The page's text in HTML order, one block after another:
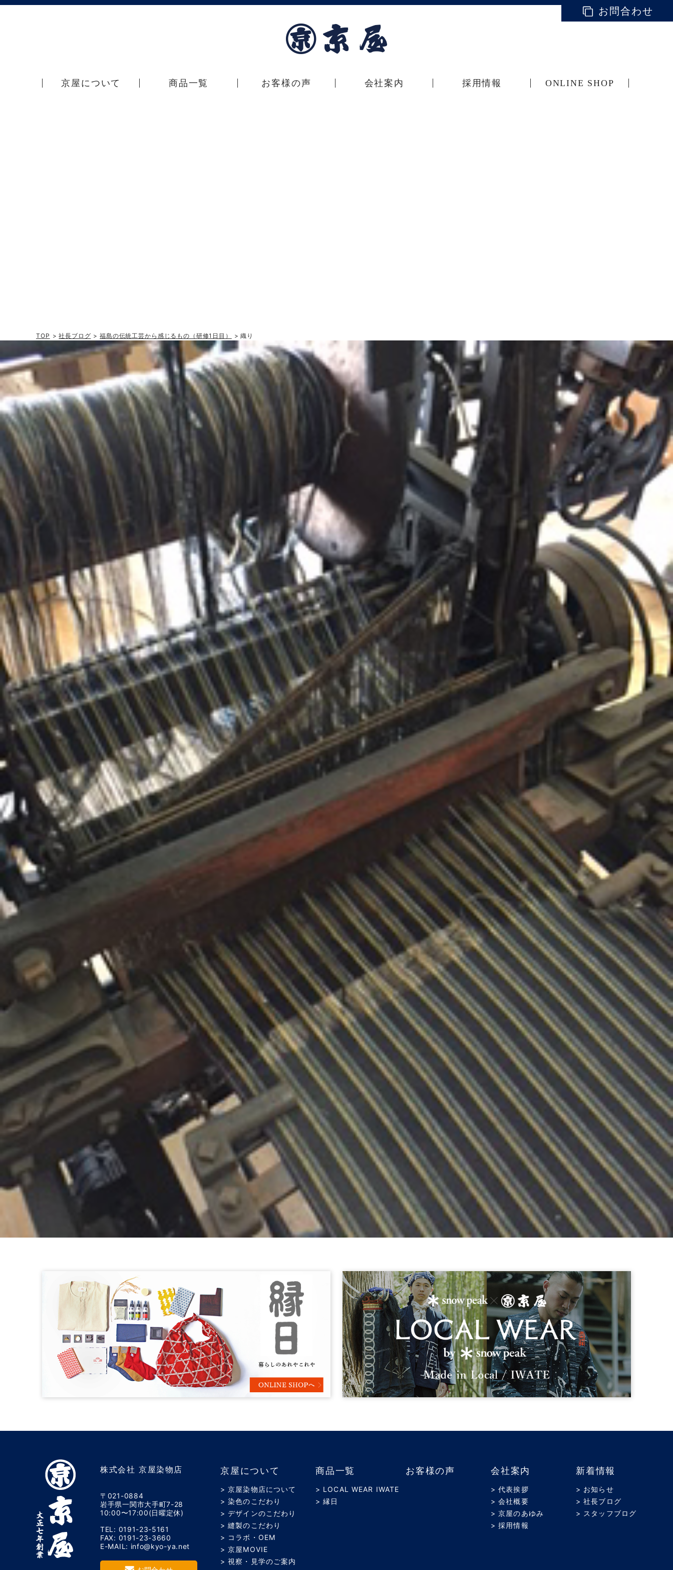
お問合わせ
京屋について 商品一覧 お客様の声 会社案内 採用情報 ONLINE SHOP
TOP >社長ブログ >福島の伝統工芸から感じるもの（研修1日目） > 織り
株式会社 京屋染物店
〒021-0884
岩手県一関市大手町7-28
10:00〜17:00(日曜定休)
TEL: 0191-23-5161
FAX: 0191-23-3660
E-MAIL: info@kyo-ya.net
京屋について
> 京屋染物店について
> 染色のこだわり
> デザインのこだわり
> 縫製のこだわり
> コラボ・OEM
> 京屋MOVIE
> 視察・見学のご案内
商品一覧
> LOCAL WEAR IWATE
> 縁日
お客様の声 会社案内
> 代表挨拶
> 会社概要
> 京屋のあゆみ
> 採用情報
新着情報
> お知らせ
> 社長ブログ
> スタッフブログ